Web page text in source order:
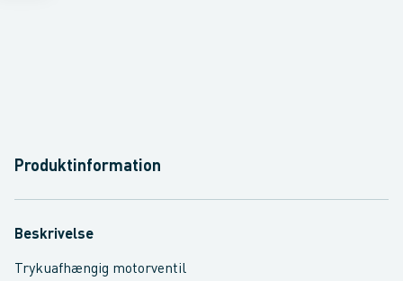
Produktinformation
Beskrivelse
Trykuafhængig motorventil